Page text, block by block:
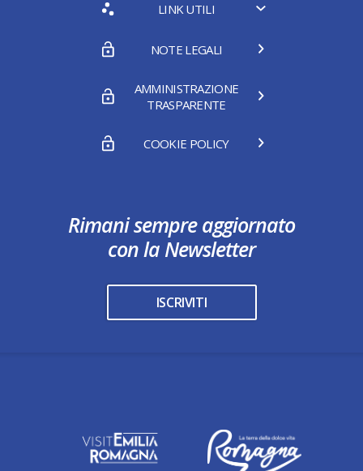
LINK UTILI
NOTE LEGALI
AMMINISTRAZIONE
TRASPARENTE
COOKIE POLICY
Rimani sempre aggiornato
con la Newsletter
ISCRIVITI